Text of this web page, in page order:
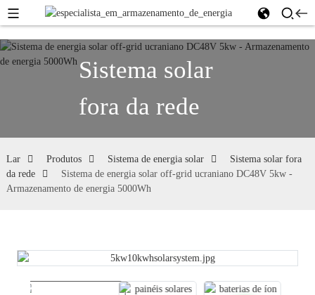
Sistema solar
fora da rede
Lar Produtos Sistema de energia solar
Sistema solar fora
da rede
Sistema de energia solar off-grid ucraniano DC48V 5kw -
Armazenamento de energia 5000Wh